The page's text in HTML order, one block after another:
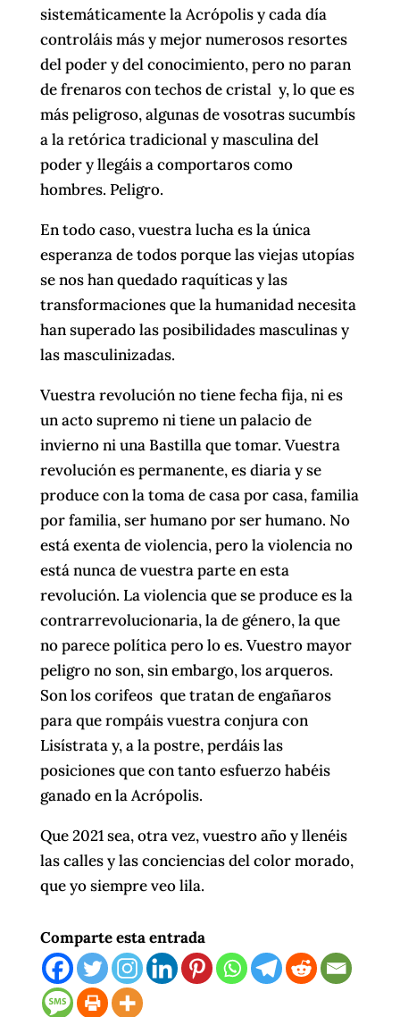
sistemáticamente la Acrópolis y cada día
controláis más y mejor numerosos resortes
del poder y del conocimiento, pero no paran
de frenaros con techos de cristal y, lo que es
más peligroso, algunas de vosotras sucumbís
a la retórica tradicional y masculina del
poder y llegáis a comportaros como
hombres. Peligro.
En todo caso, vuestra lucha es la única
esperanza de todos porque las viejas utopías
se nos han quedado raquíticas y las
transformaciones que la humanidad necesita
han superado las posibilidades masculinas y
las masculinizadas.
Vuestra revolución no tiene fecha fija, ni es
un acto supremo ni tiene un palacio de
invierno ni una Bastilla que tomar. Vuestra
revolución es permanente, es diaria y se
produce con la toma de casa por casa, familia
por familia, ser humano por ser humano. No
está exenta de violencia, pero la violencia no
está nunca de vuestra parte en esta
revolución. La violencia que se produce es la
contrarrevolucionaria, la de género, la que
no parece política pero lo es. Vuestro mayor
peligro no son, sin embargo, los arqueros.
Son los corifeos que tratan de engañaros
para que rompáis vuestra conjura con
Lisístrata y, a la postre, perdáis las
posiciones que con tanto esfuerzo habéis
ganado en la Acrópolis.
Que 2021 sea, otra vez, vuestro año y llenéis
las calles y las conciencias del color morado,
que yo siempre veo lila.
Comparte esta entrada